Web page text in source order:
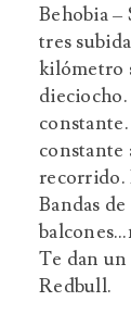
Behobia –
tres
kilómetro
constante
recorrido.
Bandas
Te dan un
Redbull.